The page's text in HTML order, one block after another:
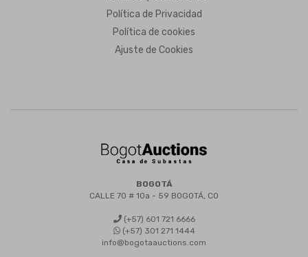
Política de Privacidad
Política de cookies
Ajuste de Cookies
BOGOTÁ
CALLE 70 # 10a - 59 BOGOTÁ, CO
(+57) 601 721 6666
(+57) 301 271 1444
info@bogotaauctions.com